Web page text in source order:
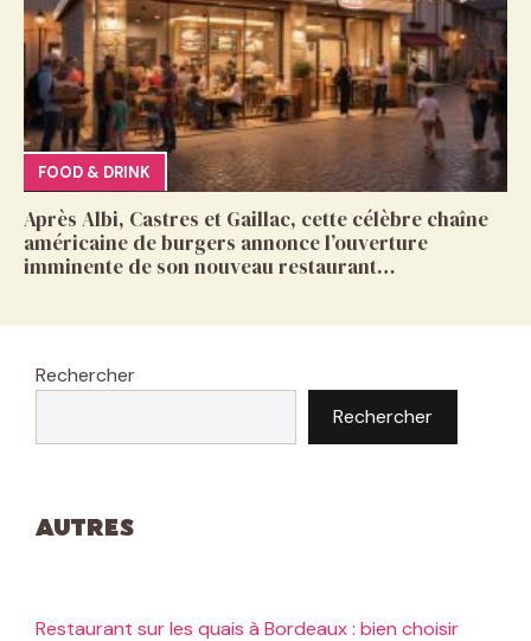
FOOD & DRINK
Après Albi, Castres et Gaillac, cette célèbre chaîne
américaine de burgers annonce l’ouverture
imminente de son nouveau restaurant…
Rechercher
Rechercher
Autres
Restaurant sur les quais à Bordeaux : bien choisir